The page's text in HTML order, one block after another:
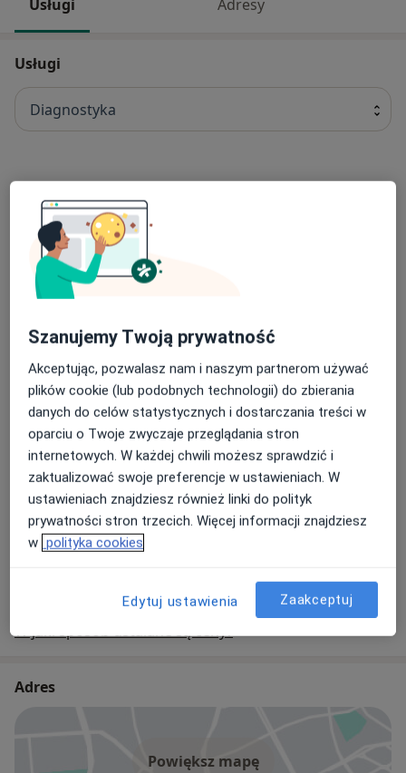
Usługi Adresy
Usługi
Diagnostyka
40 zł
RTG ramienia
40 zł
RTG łuku jarzmowego
45 zł
RTG podudzia
Od 40 zł
RTG kręgosłupa odcinka szyjnego
40 zł
W jaki sposób ustalane są ceny?
Adres
Powiększ mapę
Szanujemy Twoją prywatność
Akceptując, pozwalasz nam i naszym partnerom używać
plików cookie (lub podobnych technologii) do zbierania
danych do celów statystycznych i dostarczania treści w
oparciu o Twoje zwyczaje przeglądania stron
internetowych. W każdej chwili możesz sprawdzić i
zaktualizować swoje preferencje w ustawieniach. W
ustawieniach znajdziesz również linki do polityk
prywatności stron trzecich. Więcej informacji znajdziesz
w polityka cookies
Edytuj ustawienia Zaakceptuj